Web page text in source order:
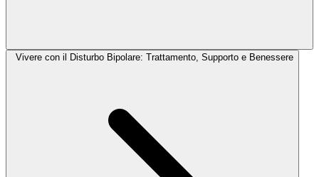
Vivere con il Disturbo Bipolare: Trattamento, Supporto e Benessere